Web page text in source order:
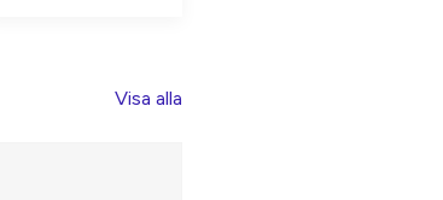
Visa alla